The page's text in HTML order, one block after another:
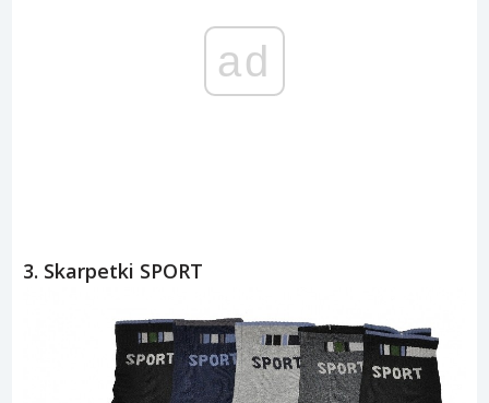
ad
3. Skarpetki SPORT